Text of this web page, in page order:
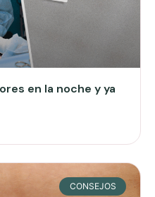
en la noche y ya
CONSEJOS